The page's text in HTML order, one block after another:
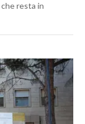
resta in